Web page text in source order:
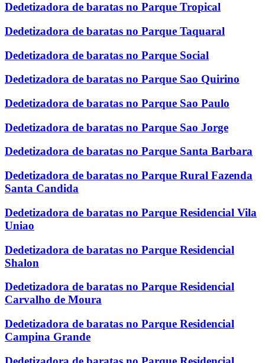
Dedetizadora de baratas no Parque Tropical
Dedetizadora de baratas no Parque Taquaral
Dedetizadora de baratas no Parque Social
Dedetizadora de baratas no Parque Sao Quirino
Dedetizadora de baratas no Parque Sao Paulo
Dedetizadora de baratas no Parque Sao Jorge
Dedetizadora de baratas no Parque Santa Barbara
Dedetizadora de baratas no Parque Rural Fazenda
Santa Candida
Dedetizadora de baratas no Parque Residencial Vila
Uniao
Dedetizadora de baratas no Parque Residencial
Shalon
Dedetizadora de baratas no Parque Residencial
Carvalho de Moura
Dedetizadora de baratas no Parque Residencial
Campina Grande